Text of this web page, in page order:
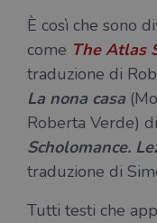
È così che sono
come The Atlas
traduzione di
La nona casa
Roberta Verde) di
Scholomance.
traduzione di
Tutti testi che